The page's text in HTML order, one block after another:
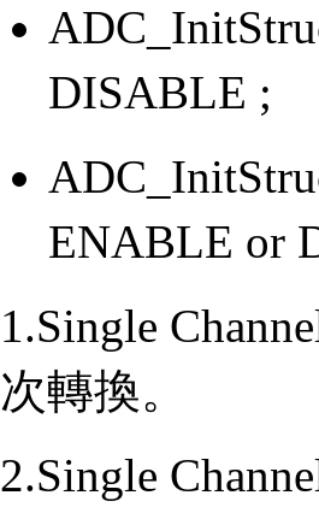
DISABLE ;
ENABLE or
1.Single
次轉換。
2.Single